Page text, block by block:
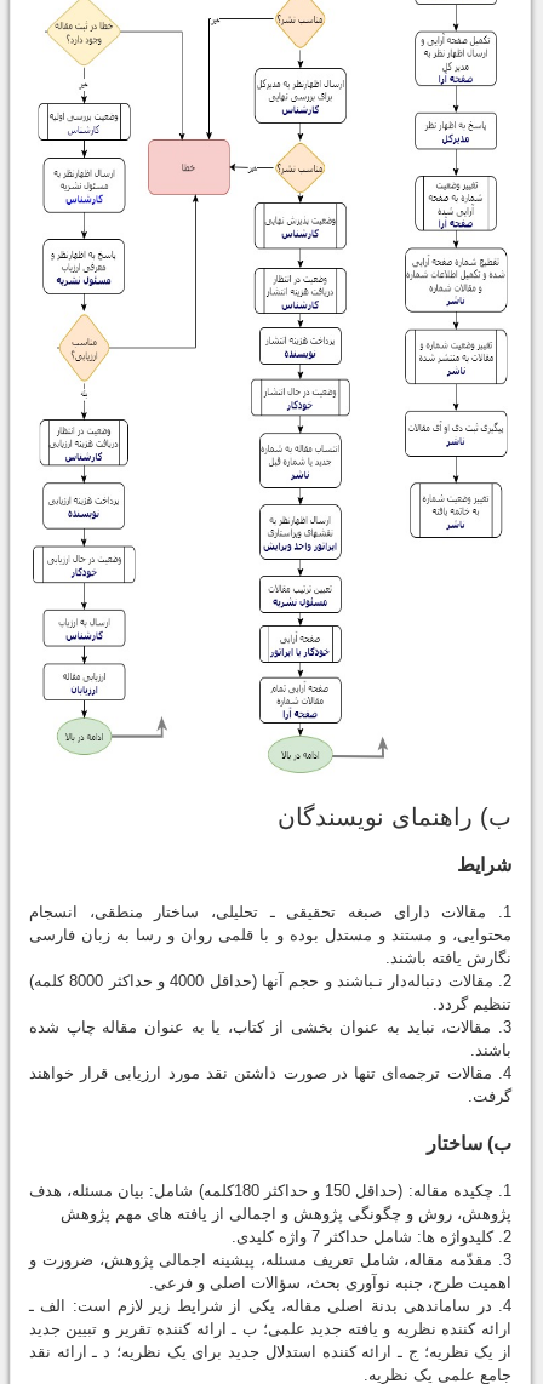
ب) راهنمای نویسندگان
شرایط
1. مقالات دارای صبغه تحقیقی ـ تحلیلی، ساختار منطقی، انسجام
محتوایی، و مستند و مستدل بوده و با قلمی روان و رسا به زبان فارسی
نگارش یافته باشند.
2. مقالات دنباله‌دار نـباشند و حجم آنها (حداقل 4000 و حداکثر 8000 کلمه)
تنظیم گردد.
3. مقالات، نباید به عنوان بخشی از کتاب، یا به عنوان مقاله چاپ شده
باشند.
4. مقالات ترجمه‌ای تنها در صورت داشتن نقد مورد ارزیابی قرار خواهند
گرفت.
ب) ساختار
1. چکیده مقاله: (حداقل 150 و حداکثر 180کلمه) شامل: بیان مسئله، هدف
پژوهش، روش و چگونگی پژوهش و اجمالی از یافته‏ های مهم پژوهش
2. کلیدواژه ‏ها: شامل حداکثر 7 واژه کلیدی.
3. مقدّمه مقاله، شامل تعریف مسئله، پیشینه اجمالی پژوهش، ضرورت و
اهمیت طرح، جنبه نوآوری بحث، سؤالات اصلی و فرعی.
4. در سامان‏دهی بدنة اصلی مقاله، یکی از شرایط زیر لازم است: الف ـ
ارائه کننده نظریه و یافته جدید علمی؛ ب ـ ارائه کننده تقریر و تبیین جدید
از یک نظریه؛ ج ـ ارائه کننده استدلال جدید برای یک نظریه؛ د ـ ارائه نقد
جامع علمی یک نظریه.